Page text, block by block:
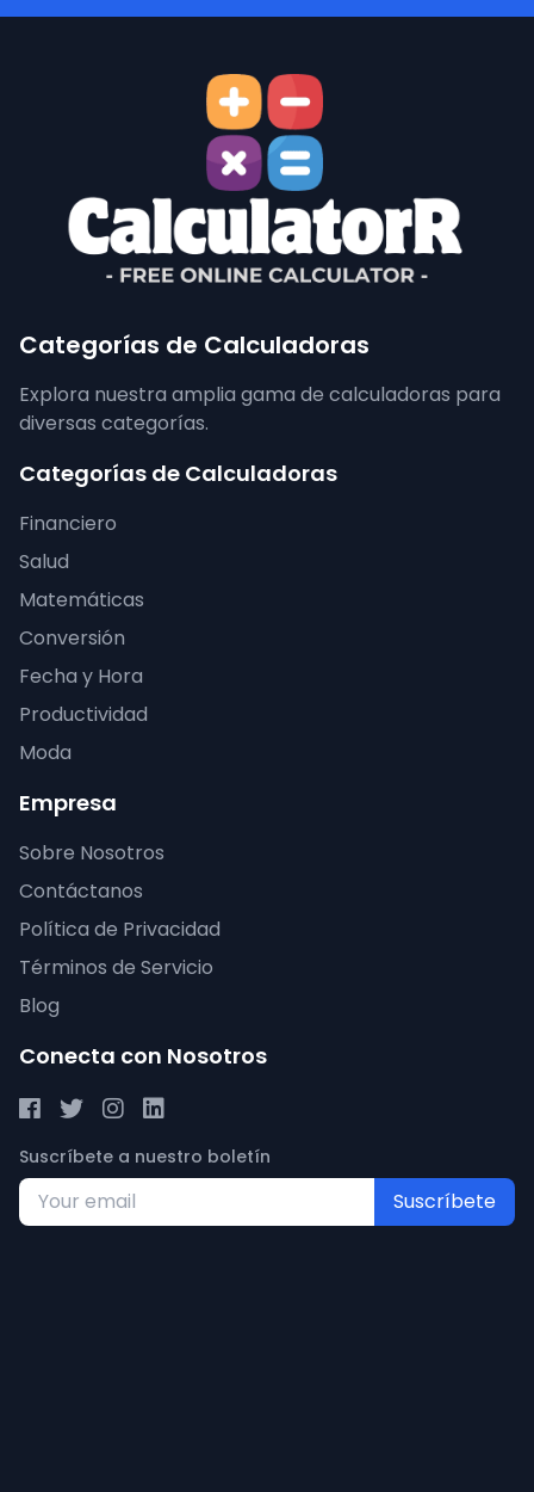
Categorías de Calculadoras
Explora nuestra amplia gama de calculadoras para
diversas categorías.
Categorías de Calculadoras
Financiero
Salud
Matemáticas
Conversión
Fecha y Hora
Productividad
Moda
Empresa
Sobre Nosotros
Contáctanos
Política de Privacidad
Términos de Servicio
Blog
Conecta con Nosotros
Suscríbete a nuestro boletín
Suscríbete